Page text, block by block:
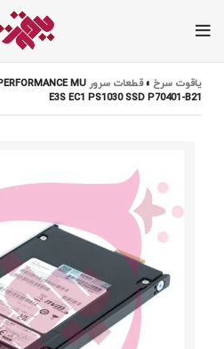
یاقوت سرخ »قطعات سرور HP MU
E3S EC1 PS1030 SSD P70401-B21